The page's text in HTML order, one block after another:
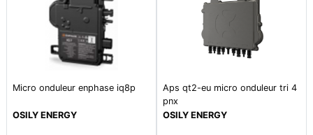
Micro onduleur enphase iq8p
OSILY ENERGY
Aps qt2-eu micro onduleur tri 4
pnx
OSILY ENERGY